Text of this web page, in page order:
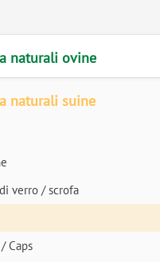
naturali ovine
naturali suine
verro / scrofa
Caps